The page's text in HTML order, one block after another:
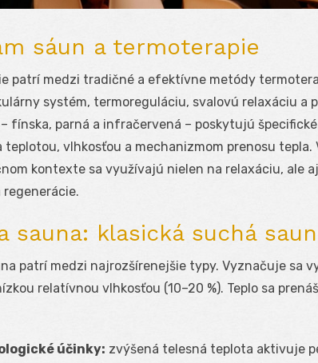
sáun a termoterapie
patrí medzi tradičné a efektívne metódy
systém, termoreguláciu, svalovú relaxáciu a
fínska, parná a infračervená – poskytujú
teplotou, vlhkosťou a mechanizmom prenosu tepla.
kontexte sa využívajú nielen na relaxáciu, ale
regenerácie.
sauna: klasická suchá
patrí medzi najrozšírenejšie typy. Vyznačuje sa
relatívnou vlhkosťou (10–20 %). Teplo sa
účinky: zvýšená telesná teplota aktivuje